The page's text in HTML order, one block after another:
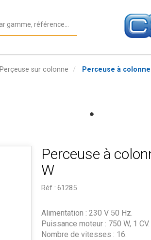
Perçeuse sur colonne Perceuse à colonne
Perceuse à
W
Réf : 61285
Alimentation : 230 V 50 Hz.
Puissance moteur : 750 W, 1 CV.
Nombre de vitesses : 16.